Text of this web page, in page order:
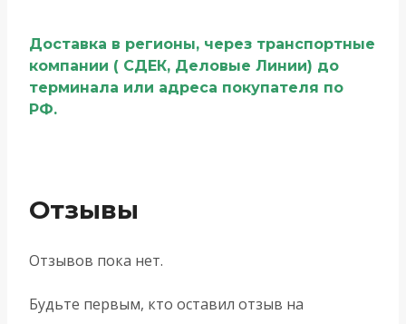
Доставка в регионы, через транспортные
компании ( СДЕК, Деловые Линии) до
терминала или адреса покупателя по
РФ.
Отзывы
Отзывов пока нет.
Будьте первым, кто оставил отзыв на